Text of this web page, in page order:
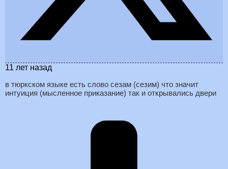
11 лет назад
в тюркском языке есть слово сезам (сезим) что значит
интуиция (мысленное приказание) так и открывались двери